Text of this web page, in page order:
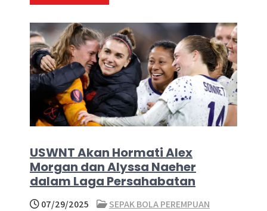
USWNT Akan Hormati Alex
Morgan dan Alyssa Naeher
dalam Laga Persahabatan
07/29/2025
SEPAK BOLA PEREMPUAN